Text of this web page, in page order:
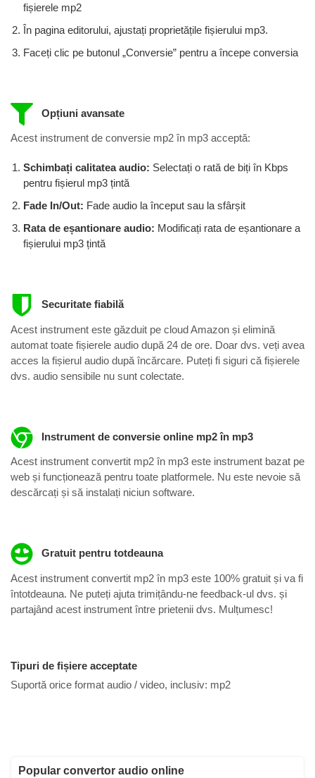
fișierele mp2
În pagina editorului, ajustați proprietățile fișierului mp3.
Faceți clic pe butonul „Conversie” pentru a începe conversia
Opțiuni avansate
Acest instrument de conversie mp2 în mp3 acceptă:
Schimbați calitatea audio: Selectați o rată de biți în Kbps
pentru fișierul mp3 ​​țintă
Fade In/Out: Fade audio la început sau la sfârșit
Rata de eșantionare audio: Modificați rata de eșantionare a
fișierului mp3 țintă
Securitate fiabilă
Acest instrument este găzduit pe cloud Amazon și elimină
automat toate fișierele audio după 24 de ore. Doar dvs. veți avea
acces la fișierul audio după încărcare. Puteți fi siguri că fișierele
dvs. audio sensibile nu sunt colectate.
Instrument de conversie online mp2 în mp3
Acest instrument convertit mp2 în mp3 este instrument bazat pe
web și funcționează pentru toate platformele. Nu este nevoie să
descărcați și să instalați niciun software.
Gratuit pentru totdeauna
Acest instrument convertit mp2 în mp3 este 100% gratuit și va fi
întotdeauna. Ne puteți ajuta trimițându-ne feedback-ul dvs. și
partajând acest instrument între prietenii dvs. Mulțumesc!
Tipuri de fișiere acceptate
Suportă orice format audio / video, inclusiv: mp2
Popular convertor audio online